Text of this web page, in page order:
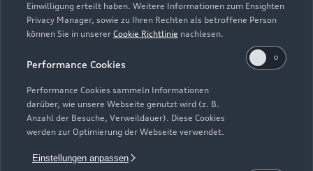
Einwilligung erteilt haben. Weitere Informationen zum Ensighten
Privacy Manager, sowie zu Ihren Rechten als betroffene Person
können Sie in unserer Cookie Richtlinie nachlesen.
Performance Cookies
Performance Cookies sammeln Informationen
darüber, wie unsere Webseite genutzt wird (z. B.
Anzahl der Besuche, Verweildauer). Diese Cookies
werden zur Optimierung der Webseite verwendet.
Einstellungen anpassen
Modelle
Elektromodelle
Plug-in-Hybride
Neuwagensuche
Gebrauchtwagensuche
Service & Zubehör
Saisonale Angebote
Audi Services
Support
Über Audi